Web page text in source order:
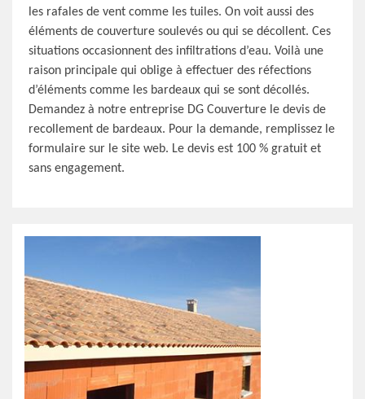
les rafales de vent comme les tuiles. On voit aussi des
éléments de couverture soulevés ou qui se décollent. Ces
situations occasionnent des infiltrations d’eau. Voilà une
raison principale qui oblige à effectuer des réfections
d’éléments comme les bardeaux qui se sont décollés.
Demandez à notre entreprise DG Couverture le devis de
recollement de bardeaux. Pour la demande, remplissez le
formulaire sur le site web. Le devis est 100 % gratuit et
sans engagement.